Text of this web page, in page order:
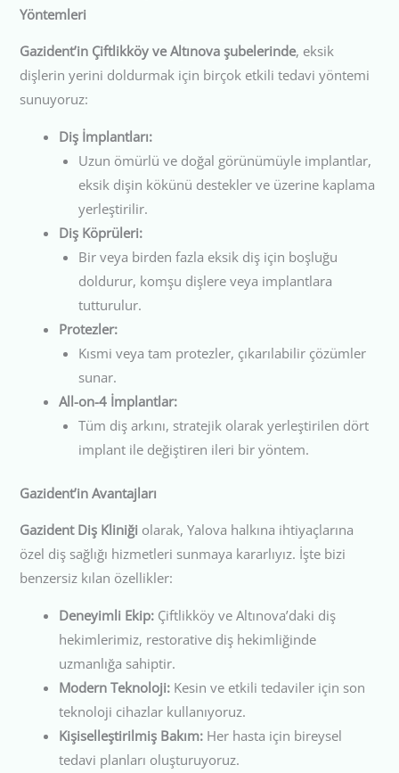
Yöntemleri
Gazident’in Çiftlikköy ve Altınova şubelerinde, eksik
dişlerin yerini doldurmak için birçok etkili tedavi yöntemi
sunuyoruz:
Diş İmplantları:
Uzun ömürlü ve doğal görünümüyle implantlar,
eksik dişin kökünü destekler ve üzerine kaplama
yerleştirilir.
Diş Köprüleri:
Bir veya birden fazla eksik diş için boşluğu
doldurur, komşu dişlere veya implantlara
tutturulur.
Protezler:
Kısmi veya tam protezler, çıkarılabilir çözümler
sunar.
All-on-4 İmplantlar:
Tüm diş arkını, stratejik olarak yerleştirilen dört
implant ile değiştiren ileri bir yöntem.
Gazident’in Avantajları
Gazident Diş Kliniği olarak, Yalova halkına ihtiyaçlarına
özel diş sağlığı hizmetleri sunmaya kararlıyız. İşte bizi
benzersiz kılan özellikler:
Deneyimli Ekip: Çiftlikköy ve Altınova’daki diş
hekimlerimiz, restorative diş hekimliğinde
uzmanlığa sahiptir.
Modern Teknoloji: Kesin ve etkili tedaviler için son
teknoloji cihazlar kullanıyoruz.
Kişiselleştirilmiş Bakım: Her hasta için bireysel
tedavi planları oluşturuyoruz.